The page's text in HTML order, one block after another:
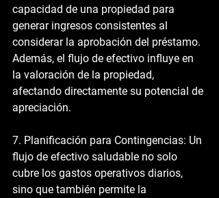
capacidad de una propiedad para
generar ingresos consistentes al
considerar la aprobación del préstamo.
Además, el flujo de efectivo influye en
la valoración de la propiedad,
afectando directamente su potencial de
apreciación.
7. Planificación para Contingencias: Un
flujo de efectivo saludable no solo
cubre los gastos operativos diarios,
sino que también permite la